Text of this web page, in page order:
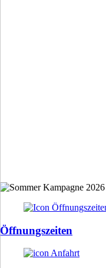
Öffnungszeiten